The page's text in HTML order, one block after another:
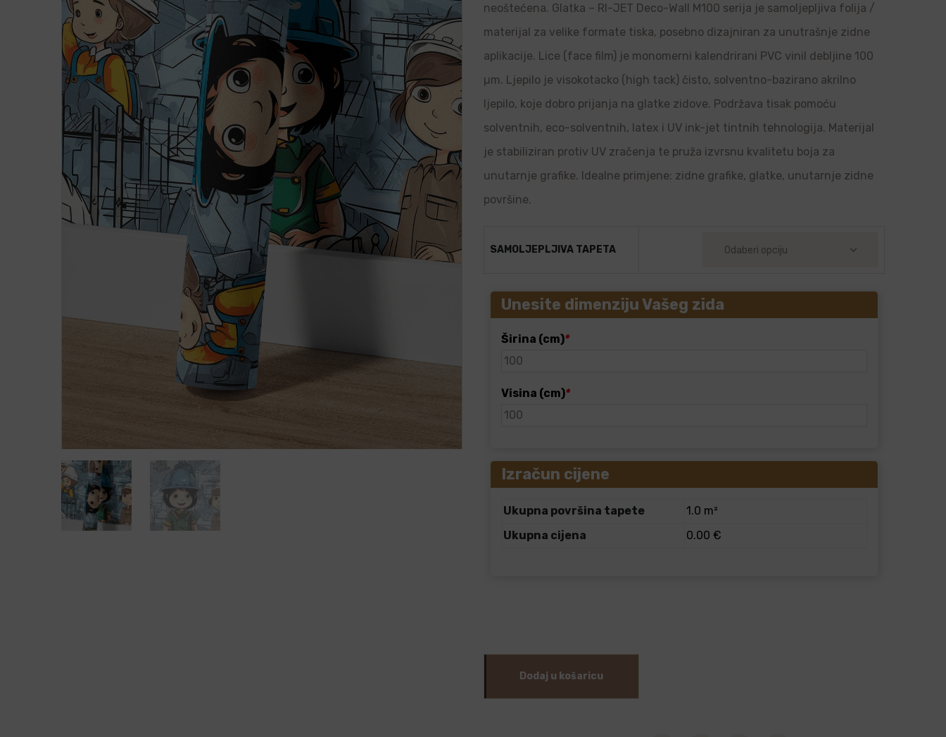
neoštećena. Glatka – RI-JET Deco-Wall M100 serija je samoljepljiva folija /
materijal za velike formate tiska, posebno dizajniran za unutrašnje zidne
aplikacije. Lice (face film) je monomerni kalendrirani PVC vinil debljine 100
µm. Ljepilo je visokotacko (high tack) čisto, solventno-bazirano akrilno
ljepilo, koje dobro prijanja na glatke zidove. Podržava tisak pomoću
solventnih, eco-solventnih, latex i UV ink-jet tintnih tehnologija. Materijal
je stabiliziran protiv UV zračenja te pruža izvrsnu kvalitetu boja za
unutarnje grafike. Idealne primjene: zidne grafike, glatke, unutarnje zidne
površine.
SAMOLJEPLJIVA TAPETA
Unesite dimenziju Vašeg zida
Širina (cm)*
Visina (cm)*
Izračun cijene
Ukupna površina tapete
1.0 m²
Ukupna cijena
0.00 €
Dodaj u košaricu